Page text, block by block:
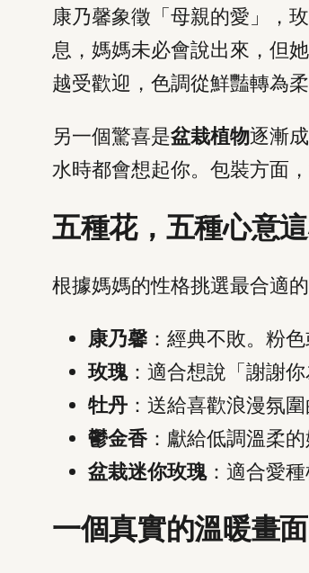
康乃馨象徵「母親的愛」，
息，媽媽未必會說出來，但
越受歡迎，色調從鮮豔轉為
另一個驚喜是盆栽植物逐漸
水時都會想起你。包裝方面
五種花，五種心意
根據媽媽的性格挑選最合適
康乃馨 ：經典不敗。粉
玫瑰：適合想說「謝謝
牡丹 ：送給喜歡浪漫氛
鬱金香：獻給低調溫柔
盆栽迷你玫瑰：適合愛
一個真實的溫暖畫面